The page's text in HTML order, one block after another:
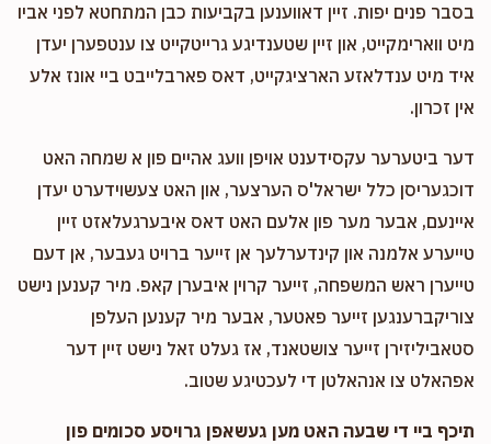
בסבר פנים יפות. זיין דאווענען בקביעות כבן המתחטא לפני אביו
מיט ווארימקייט, און זיין שטענדיגע גרייטקייט צו ענטפערן יעדן
איד מיט ענדלאזע הארציגקייט, דאס פארבלייבט ביי אונז אלע
אין זכרון.
דער ביטערער עקסידענט אויפן וועג אהיים פון א שמחה האט
דוכגעריסן כלל ישראל'ס הערצער, און האט צעשוידערט יעדן
איינעם, אבער מער פון אלעם האט דאס איבערגעלאזט זיין
טייערע אלמנה און קינדערלעך אן זייער ברויט געבער, אן דעם
טייערן ראש המשפחה, זייער קרוין איבערן קאפ. מיר קענען נישט
צוריקברענגען זייער פאטער, אבער מיר קענען העלפן
סטאביליזירן זייער צושטאנד, אז געלט זאל נישט זיין דער
אפהאלט צו אנהאלטן די לעכטיגע שטוב.
תיכף ביי די שבעה האט מען געשאפן גרויסע סכומים פון